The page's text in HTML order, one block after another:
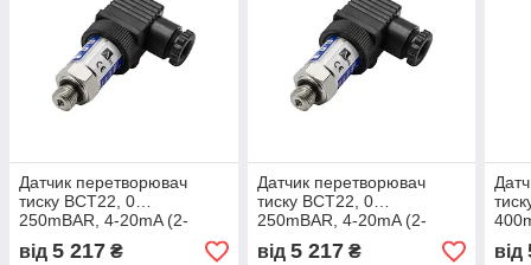
Датчик перетворювач
тиску BCT22, 0…
250mBAR, 4-20mA (2-
wire), G1/2", DIN43650-A
від 5 217 ₴
Датчик перетворювач
тиску BCT22, 0…
250mBAR, 4-20mA (2-
wire), G1/4", DIN43650-A
від 5 217₴ від